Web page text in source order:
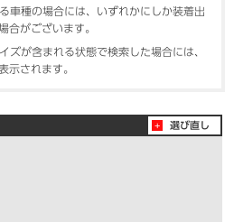
車種の場合には、いずれかにしか装着出
合がございます。
ズが含まれる状態で検索した場合には、
示されます。
選び直し